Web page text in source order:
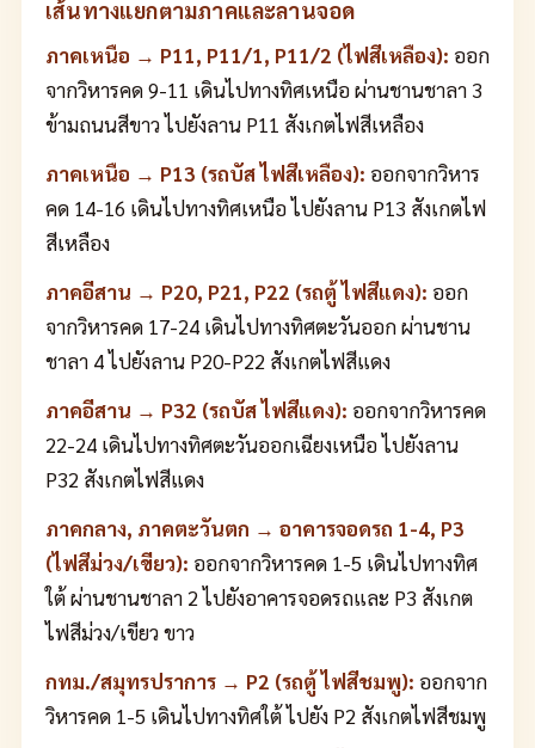
เส้นทางแยกตามภาคและลานจอด
ภาคเหนือ → P11, P11/1, P11/2 (ไฟสีเหลือง): ออก
จากวิหารคด 9-11 เดินไปทางทิศเหนือ ผ่านชานชาลา 3
ข้ามถนนสีขาว ไปยังลาน P11 สังเกตไฟสีเหลือง
ภาคเหนือ → P13 (รถบัส ไฟสีเหลือง): ออกจากวิหาร
คด 14-16 เดินไปทางทิศเหนือ ไปยังลาน P13 สังเกตไฟ
สีเหลือง
ภาคอีสาน → P20, P21, P22 (รถตู้ ไฟสีแดง): ออก
จากวิหารคด 17-24 เดินไปทางทิศตะวันออก ผ่านชาน
ชาลา 4 ไปยังลาน P20-P22 สังเกตไฟสีแดง
ภาคอีสาน → P32 (รถบัส ไฟสีแดง): ออกจากวิหารคด
22-24 เดินไปทางทิศตะวันออกเฉียงเหนือ ไปยังลาน
P32 สังเกตไฟสีแดง
ภาคกลาง, ภาคตะวันตก → อาคารจอดรถ 1-4, P3
(ไฟสีม่วง/เขียว): ออกจากวิหารคด 1-5 เดินไปทางทิศ
ใต้ ผ่านชานชาลา 2 ไปยังอาคารจอดรถและ P3 สังเกต
ไฟสีม่วง/เขียว ขาว
กทม./สมุทรปราการ → P2 (รถตู้ ไฟสีชมพู): ออกจาก
วิหารคด 1-5 เดินไปทางทิศใต้ ไปยัง P2 สังเกตไฟสีชมพู